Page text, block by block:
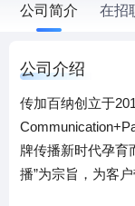
公司简介 在招
公司介绍
传加百纳创立于
牌传播新时代孕育
播”为宗旨，为客
牌创造更多价值；